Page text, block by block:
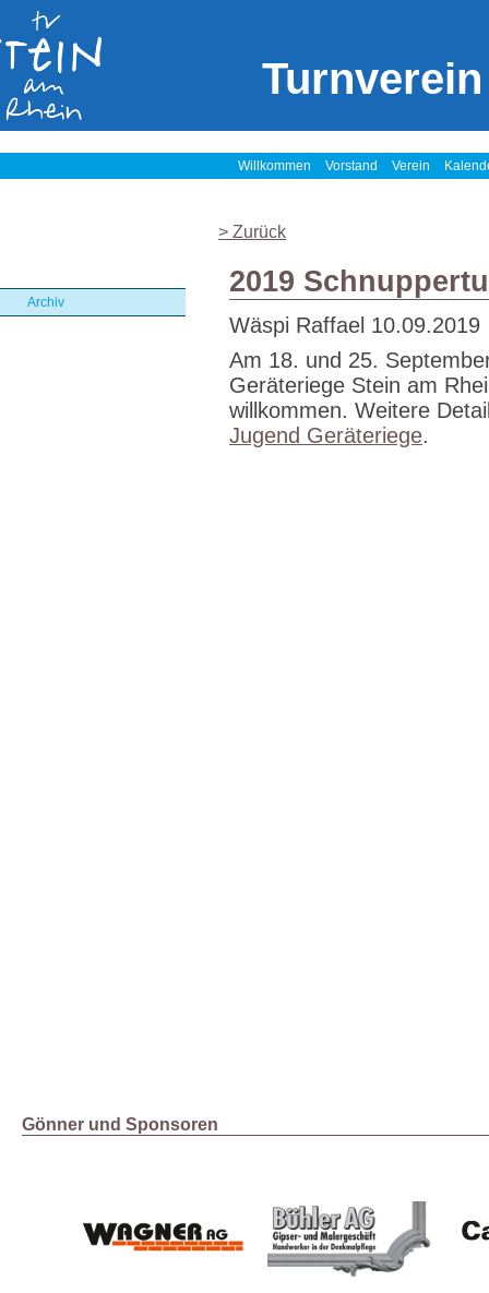
Willkommen Vorstand Verein
Archiv
> Zurück
2019
Wäspi Raffael 10.09.2019
Am 18. und 25.
Geräteriege Stein am
willkommen. Weitere
Jugend Geräteriege.
Gönner und Sponsoren